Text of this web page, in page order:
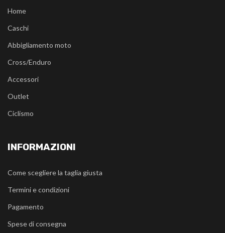
Home
Caschi
Abbigliamento moto
Cross/Enduro
Accessori
Outlet
Ciclismo
INFORMAZIONI
Come scegliere la taglia giusta
Termini e condizioni
Pagamento
Spese di consegna